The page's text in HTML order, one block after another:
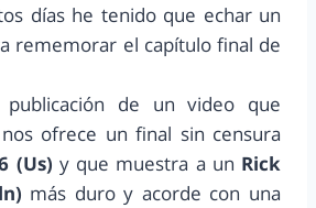
días he tenido que echar un
rememorar el capítulo final de
publicación de un video que
ofrece un final sin censura
(Us) y que muestra a un Rick
más duro y acorde con una